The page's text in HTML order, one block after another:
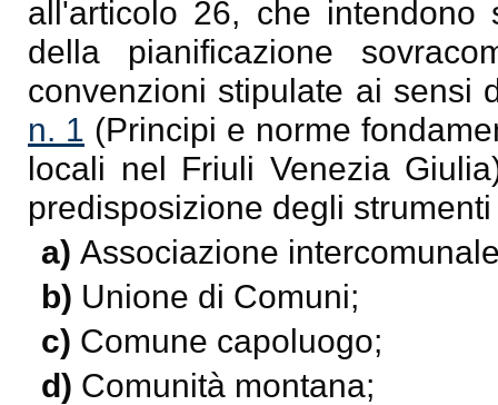
all'articolo 26, che intendono
della pianificazione
convenzioni stipulate ai sensi
n. 1 (Principi e norme
locali nel Friuli Venezia
predisposizione degli
a)Associazione
b) Unione di Comuni;
c) Comune capoluogo;
d) Comunità montana;